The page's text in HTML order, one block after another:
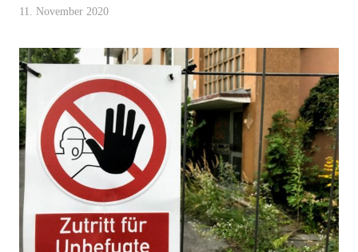
11. November 2020